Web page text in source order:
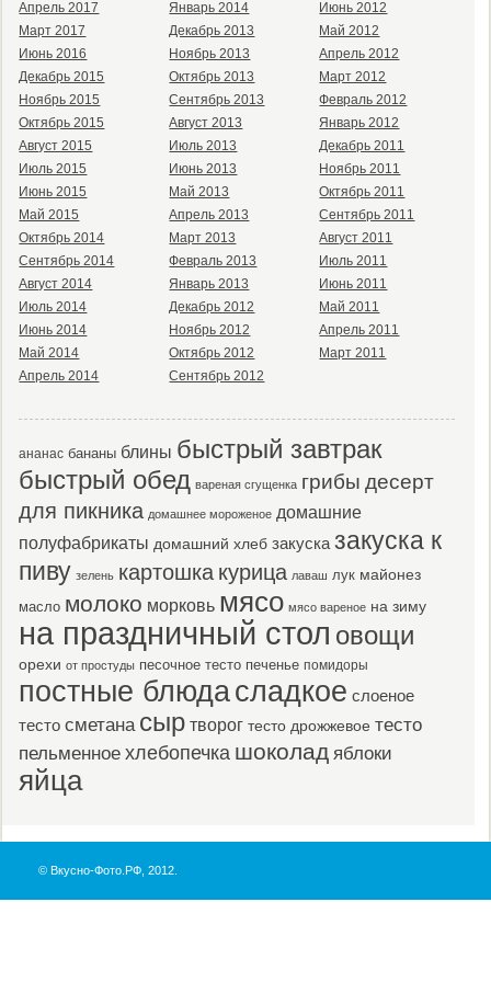
Апрель 2017
Март 2017
Июнь 2016
Декабрь 2015
Ноябрь 2015
Октябрь 2015
Август 2015
Июль 2015
Июнь 2015
Май 2015
Октябрь 2014
Сентябрь 2014
Август 2014
Июль 2014
Июнь 2014
Май 2014
Апрель 2014
Январь 2014
Декабрь 2013
Ноябрь 2013
Октябрь 2013
Сентябрь 2013
Август 2013
Июль 2013
Июнь 2013
Май 2013
Апрель 2013
Март 2013
Февраль 2013
Январь 2013
Декабрь 2012
Ноябрь 2012
Октябрь 2012
Сентябрь 2012
Июнь 2012
Май 2012
Апрель 2012
Март 2012
Февраль 2012
Январь 2012
Декабрь 2011
Ноябрь 2011
Октябрь 2011
Сентябрь 2011
Август 2011
Июль 2011
Июнь 2011
Май 2011
Апрель 2011
Март 2011
ананас бананы блины быстрый завтрак
быстрый обед вареная сгущенка грибы десерт
для пикника домашнее мороженое домашние
полуфабрикаты домашний хлеб закуска закуска к
пиву зелень картошка курица лаваш лук майонез
масло молоко морковь мясо мясо вареное на зиму
на праздничный стол овощи
орехи от простуды песочное тесто печенье помидоры
постные блюдасладкое слоеное
тесто сметана сыр творог тесто дрожжевое тесто
пельменное хлебопечка шоколад яблоки
яйца
© Вкусно-Фото.РФ, 2012.